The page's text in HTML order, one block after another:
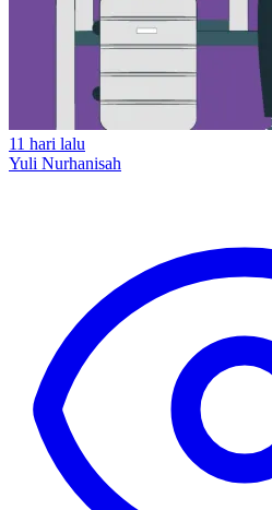
11 hari lalu
Yuli Nurhanisah